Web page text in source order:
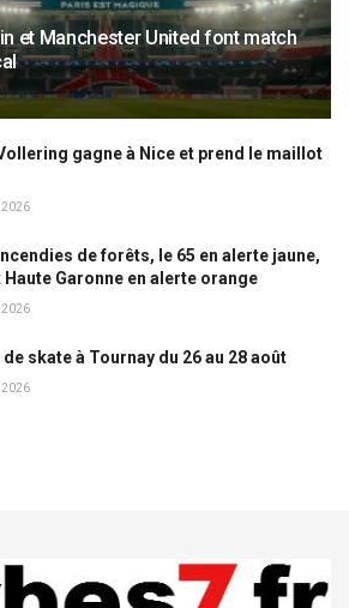
et Manchester United font match
gagne à Nice et prend le maillot
2026
de forêts, le 65 en alerte jaune,
Haute Garonne en alerte orange
2026
skate à Tournay du 26 au 28 août
2026